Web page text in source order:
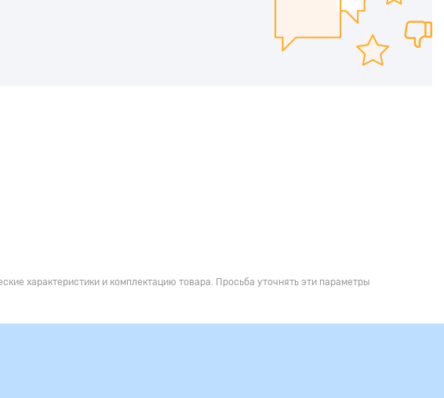
характеристики и комплектацию товара. Просьба уточнять эти параметры